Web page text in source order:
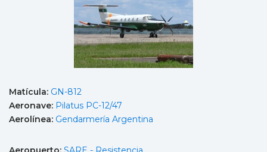
Matícula: GN-812
Aeronave: Pilatus PC-12/47
Aerolínea: Gendarmería Argentina